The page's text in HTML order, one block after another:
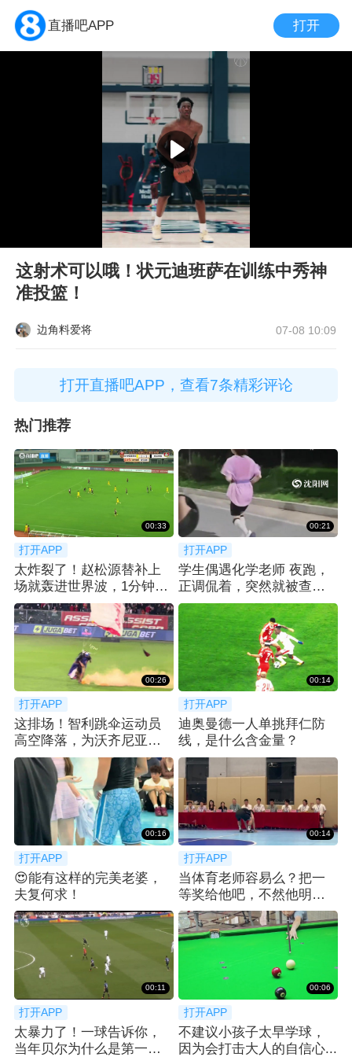
直播吧APP 打开
这射术可以哦！状元迪班萨在训练中秀神
准投篮！
边角料爱将 07-08 10:09
打开直播吧APP，查看7条精彩评论
热门推荐
00:33
打开APP
太炸裂了！赵松源替补上
场就轰进世界波，1分钟2
球反超太猛了
00:21
打开APP
学生偶遇化学老师 夜跑，
正调侃着，突然就被查功
课... 😂
00:26
打开APP
这排场！智利跳伞运动员
高空降落，为沃齐尼亚送
上科洛科洛球衣
00:14
打开APP
迪奥曼德一人单挑拜仁防
线，是什么含金量？
00:16
打开APP
😍能有这样的完美老婆，
夫复何求！
00:14
打开APP
当体育老师容易么？把一
等奖给他吧，不然他明年
还要再来...
00:11
打开APP
太暴力了！一球告诉你，
当年贝尔为什么是第一个
00:06
打开APP
不建议小孩子太早学球，
因为会打击大人的自信心...